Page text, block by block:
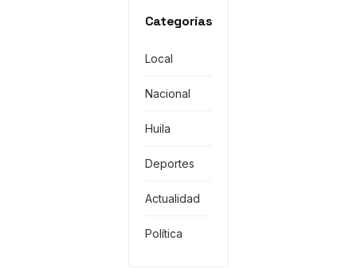
Categorías
Local
Nacional
Huila
Deportes
Actualidad
Política